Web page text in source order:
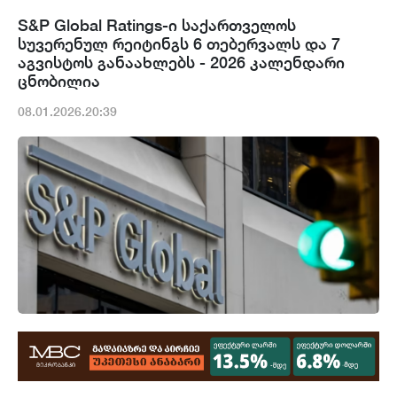
S&P Global Ratings-ი საქართველოს
სუვერენულ რეიტინგს 6 თებერვალს და 7
აგვისტოს განაახლებს - 2026 კალენდარი
ცნობილია
08.01.2026.20:39